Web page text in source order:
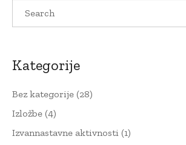
Kategorije
Bez kategorije (28)
Izložbe (4)
Izvannastavne aktivnosti (1)